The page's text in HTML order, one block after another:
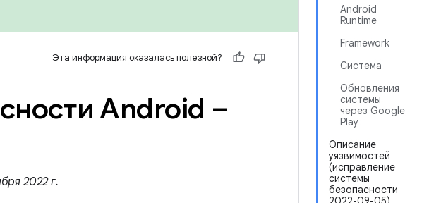
Android
Runtime
Framework
Система
Обновления
системы
через Google
Play
Описание
уязвимостей
(исправление
системы
безопасности
Эта информация оказалась полезной?
Android –
2022 г.